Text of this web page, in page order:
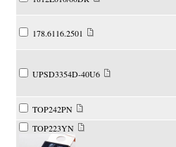
178.6116.2501
UPSD3354D-40U6
TOP242PN
TOP223YN